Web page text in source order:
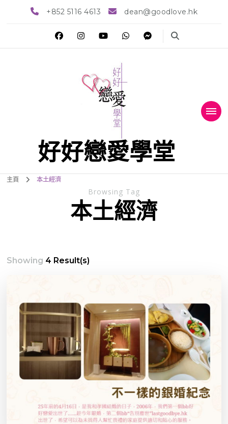
+852 5116 4613 dean@goodlove.hk
好好戀愛學堂
主頁 本土經濟
Browsing Tag
本土經濟
Showing 4 Result(s)